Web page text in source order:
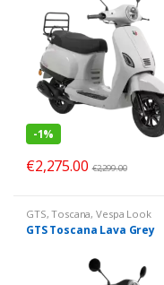
-1%
€2,275.00 €2,299.00
GTS,Toscana,Vespa Look
GTS Toscana Lava Grey